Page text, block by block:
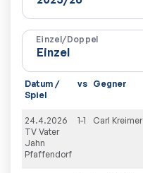
Einzel/Doppel
Datum /
Spiel
vs Gegner
24.4.2026
TV Vater
Jahn
Pfaffendorf
1-1 Carl Kreimer